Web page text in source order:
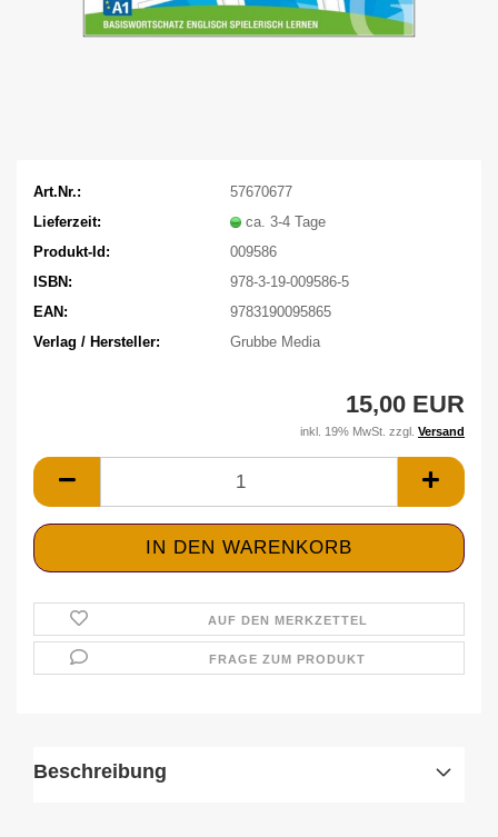
Art.Nr.:
57670677
Lieferzeit:
ca. 3-4 Tage
Produkt-Id:
009586
ISBN:
978-3-19-009586-5
EAN:
9783190095865
Verlag / Hersteller:
Grubbe Media
15,00 EUR
inkl. 19% MwSt. zzgl. Versand
AUF DEN MERKZETTEL
FRAGE ZUM PRODUKT
Beschreibung